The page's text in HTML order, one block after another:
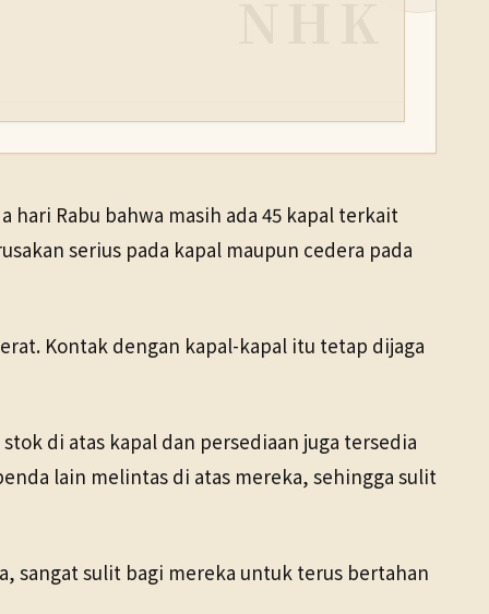
hari Rabu bahwa masih ada 45 kapal terkait
serius pada kapal maupun cedera pada
Kontak dengan kapal-kapal itu tetap dijaga
di atas kapal dan persediaan juga tersedia
lain melintas di atas mereka, sehingga sulit
sangat sulit bagi mereka untuk terus bertahan